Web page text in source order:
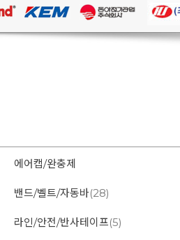
에어캡/완충제
밴드/벨트/자동바(28)
라인/안전/반사테이프(5)